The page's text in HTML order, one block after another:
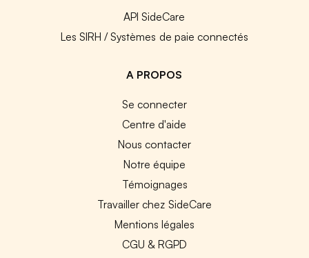
API SideCare
Les SIRH / Systèmes de paie connectés
A PROPOS
Se connecter
Centre d'aide
Nous contacter
Notre équipe
Témoignages
Travailler chez SideCare
Mentions légales
CGU & RGPD